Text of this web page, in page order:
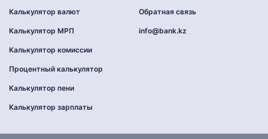
Калькулятор валют
Калькулятор МРП
Калькулятор комиссии
Процентный калькулятор
Калькулятор пени
Калькулятор зарплаты
Обратная связь
info@bank.kz